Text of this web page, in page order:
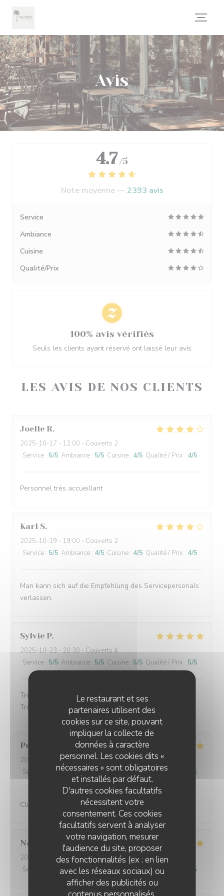
Le restaurant et ses
partenaires utilisent des
cookies sur ce site, pouvant
impliquer la collecte de
données à caractère
personnel. Les cookies dits «
nécessaires » sont obligatoires
et installés par défaut.
D'autres cookies facultatifs
nécessitent votre
consentement. Ces cookies
facultatifs servent à analyser
votre navigation, mesurer
l'audience du site, proposer
des fonctionnalités (ex : en lien
avec les réseaux sociaux) ou
afficher des publicités ou
Avis
LES AVIS DE NOS CLIENTS
Joelle R
2025-10-17 - 12:00 - Couverts 2
Service : 5/5 Ambiance : 5/5 Cuisine : 4/5 Qualité / Prix : 4/5
Personnel très accueillant
Karl S
2025-10-19 - 19:00 - Couverts 2
Service : 5/5 Ambiance : 4/5 Cuisine : 4/5 Qualité / Prix : 4/5
Man kann sich auf die Empfehlung des Servicepersonals
verlassen.
Sylvie P
2025-10-23- 20:30 - Couverts 4
Service : 5/5 Ambiance : 5/5 Cuisine : 5/5 Qualité / Prix : 5/5
Très bon accueil, les plats étaient très bon et soignés.
Très bon service.
Perret
2025-10-21
- 13:00 - Couverts 2
Service
/5 Ambiance :5 /5 Cuisine:5/5 Qualité / Prix /5
Client fidèle et jamais déçu
Nathalie
2025-10-20- 12:00 - Couverts 3
Service
Ambiance :5/5 Cuisine: 5/5 Qualité / Prix /5
4.7 /5
Note moyenne —2393 avis
Service
Ambiance
Cuisine
Qualité/Prix
100% avis vérifiés
Seuls les clients ayant réservé ont laissé leur avis